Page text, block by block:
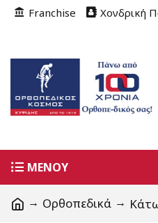
Franchise Χονδρική
ΜΕΝΟΥ
Ορθοπεδικά